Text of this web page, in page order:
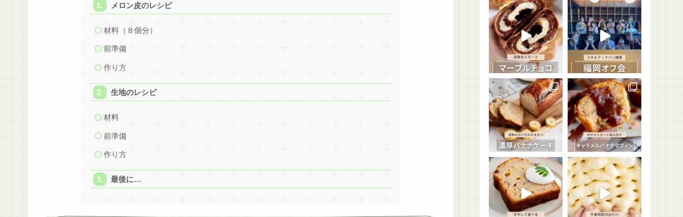
メロン皮のレシピ
材料（８個分）
前準備
作り方
生地のレシピ
材料
前準備
作り方
最後に…